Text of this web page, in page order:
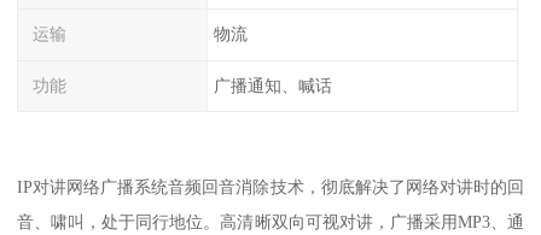
运输 物流
功能 广播通知、喊话
IP对讲网络广播系统音频回音消除技术，彻底解决了网络对讲时的回
音、啸叫，处于同行地位。高清晰双向可视对讲，广播采用MP3、通